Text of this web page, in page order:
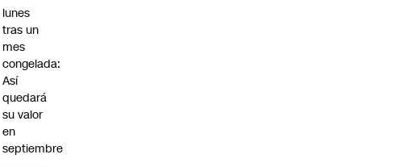
lunes
tras un
mes
congelada:
Así
quedará
su valor
en
septiembre